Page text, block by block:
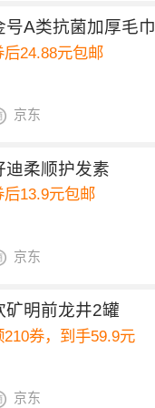
号A类抗菌加厚毛巾
后24.88元包邮
京东
迪柔顺护发素
后13.9元包邮
京东
矿明前龙井2罐
210券，到手59.9元
京东